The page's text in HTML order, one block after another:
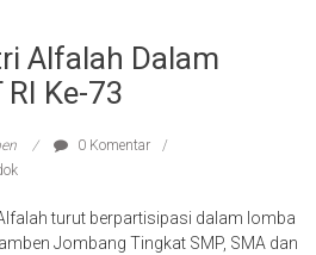
Alfalah Dalam
Ke-73
0 Komentar
turut berpartisipasi dalam lomba
Jombang Tingkat SMP, SMA dan